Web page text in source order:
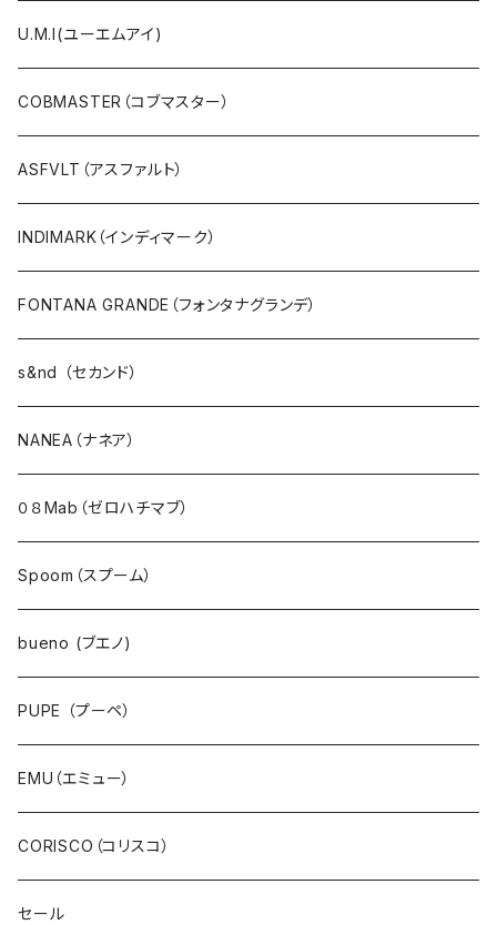
Ｔシャツ・シャツ（半袖）
タンクトップ
プルオーバー・カットソー
ブラウス・ポンチョ
パーカ・フード
カーディガン
アウター・ダウン・コート
ジャケット・ブルゾン・羽織
ベスト・ダウンベスト
ワンピース・チュニック
スカート・ジャンパースカート
パンツ・ジーンズ
サロペット・サスペンダー・オールインワン
デニム
U.M.I(ユーエムアイ)
COBMASTER（コブマスター）
ASFVLT（アスファルト）
INDIMARK（インディマーク）
FONTANA GRANDE（フォンタナグランデ）
s&nd （セカンド）
NANEA（ナネア）
０８Mab（ゼロハチマブ）
Spoom（スプーム）
bueno (ブエノ)
PUPE （プーペ）
EMU（エミュー）
CORISCO（コリスコ）
セール